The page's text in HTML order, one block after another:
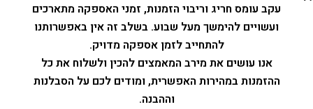
לפרסם תגובה
עקב עומס חריג וריבוי הזמנות, זמני האספקה מתארכים
ועשויים להימשך מעל שבוע. בשלב זה אין באפשרותנו
להתחייב לזמן אספקה מדויק.
אנו עושים את מירב המאמצים להכין ולשלוח את כל
ההזמנות במהירות האפשרית, ומודים לכם על הסבלנות
וההבנה.